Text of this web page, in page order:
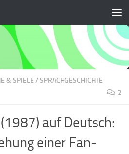
& SPIELE /SPRACHGESCHICHTE
2
auf Deutsch:
einer Fan-